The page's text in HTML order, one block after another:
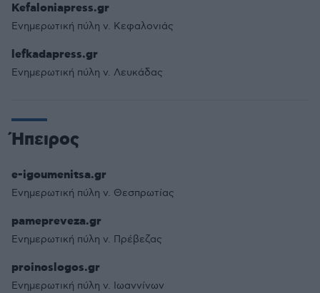
Kefaloniapress.gr
Ενημερωτική πύλη ν. Κεφαλονιάς
lefkadapress.gr
Ενημερωτική πύλη ν. Λευκάδας
Ήπειρος
e-igoumenitsa.gr
Ενημερωτική πύλη ν. Θεσπρωτίας
pamepreveza.gr
Ενημερωτική πύλη ν. Πρέβεζας
proinoslogos.gr
Ενημερωτική πύλη ν. Ιωαννίνων